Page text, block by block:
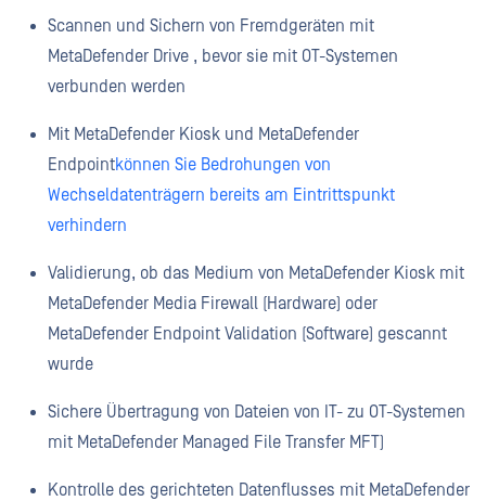
Scannen und Sichern von Fremdgeräten mit
MetaDefender Drive , bevor sie mit OT-Systemen
verbunden werden
Mit MetaDefender Kiosk und MetaDefender
Endpointkönnen Sie Bedrohungen von
Wechseldatenträgern bereits am Eintrittspunkt
verhindern
Validierung, ob das Medium von MetaDefender Kiosk mit
MetaDefender Media Firewall (Hardware) oder
MetaDefender Endpoint Validation (Software) gescannt
wurde
Sichere Übertragung von Dateien von IT- zu OT-Systemen
mit MetaDefender Managed File Transfer MFT)
Kontrolle des gerichteten Datenflusses mit MetaDefender